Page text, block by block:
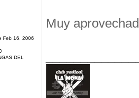
Feb 16, 2006
DEL
Muy